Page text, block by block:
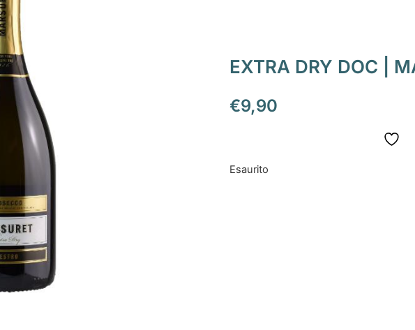
EXTRA DRY DOC |
€9,90
Esaurito